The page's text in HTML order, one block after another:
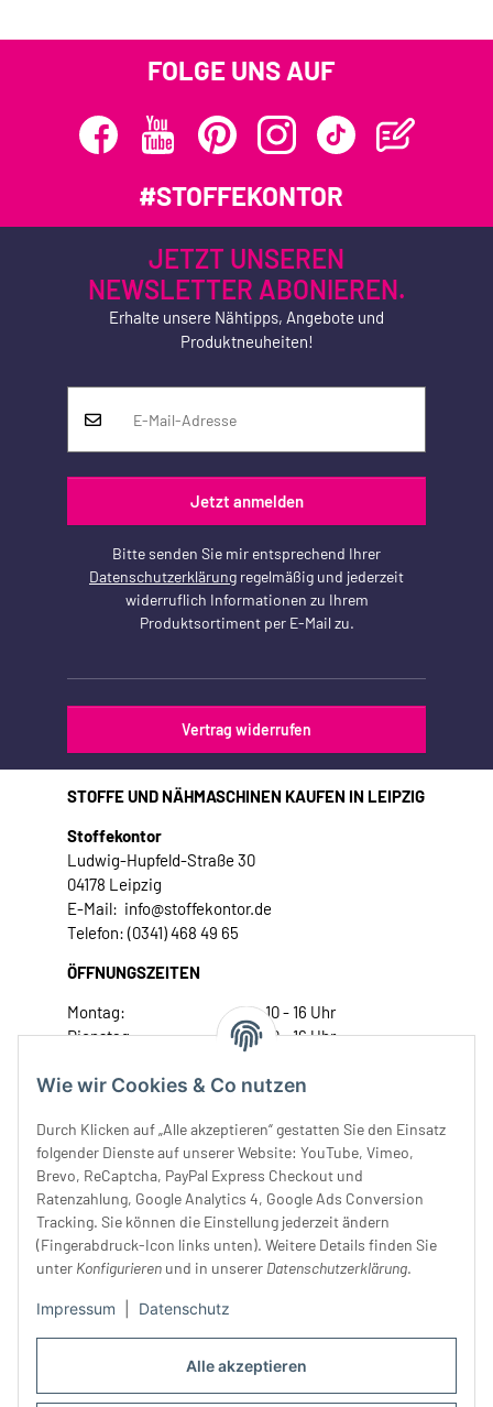
Alle akzeptieren
Wie wir Cookies & Co nutzen
Durch Klicken auf „Alle akzeptieren“ gestatten Sie den Einsatz
folgender Dienste auf unserer Website: YouTube, Vimeo,
Brevo, ReCaptcha, PayPal Express Checkout und
Ratenzahlung, Google Analytics 4, Google Ads Conversion
Tracking. Sie können die Einstellung jederzeit ändern
(Fingerabdruck-Icon links unten). Weitere Details finden Sie
unter Konfigurieren und in unserer Datenschutzerklärung.
Impressum Datenschutz
FOLGE UNS AUF
#STOFFEKONTOR
JETZT UNSEREN
NEWSLETTER ABONIEREN.
Erhalte unsere Nähtipps, Angebote und
Produktneuheiten!
Jetzt anmelden
Bitte senden Sie mir entsprechend Ihrer
Datenschutzerklärung regelmäßig und jederzeit
widerruflich Informationen zu Ihrem
Produktsortiment per E-Mail zu.
Vertrag widerrufen
STOFFE UND NÄHMASCHINEN KAUFEN IN LEIPZIG
Stoffekontor
Ludwig-Hupfeld-Straße 30
04178 Leipzig
E-Mail: info@stoffekontor.de
Telefon: (0341) 468 49 65
ÖFFNUNGSZEITEN
Montag:
10 - 16 Uhr
Dienstag:
10 - 16 Uhr
Donnerstag:
10 - 18 Uhr
Samstag:
10 - 14 Uhr
Unser Service
Rechtliches